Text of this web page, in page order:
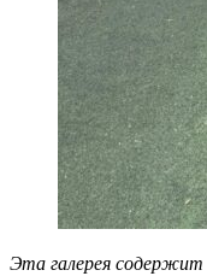
Эта галерея содержит